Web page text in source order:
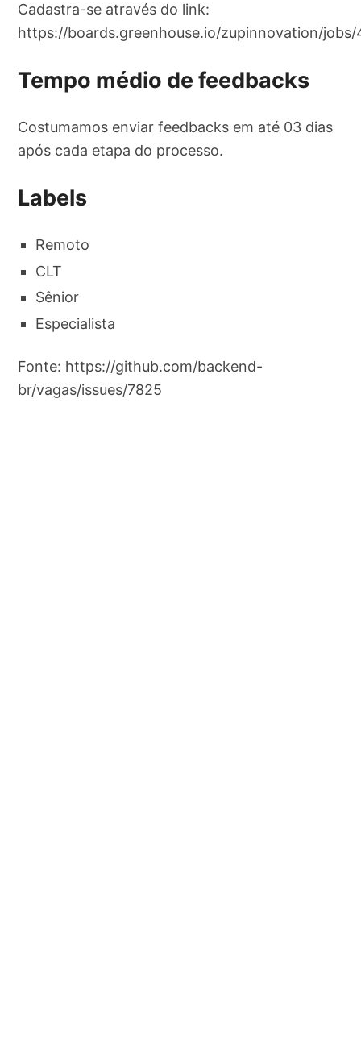
Cadastra-se através do link:
https://boards.greenhouse.io/zupinnovation/
Tempo médio de feedbacks
Costumamos enviar feedbacks em até 03 dias
após cada etapa do processo.
Labels
Remoto
CLT
Sênior
Especialista
Fonte: https://github.com/backend-
br/vagas/issues/7825